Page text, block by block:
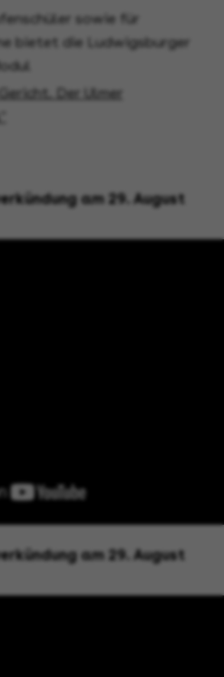
sowie für
bietet die Ludwigsburger
Der Ulmer
am 29. August
am 29. August